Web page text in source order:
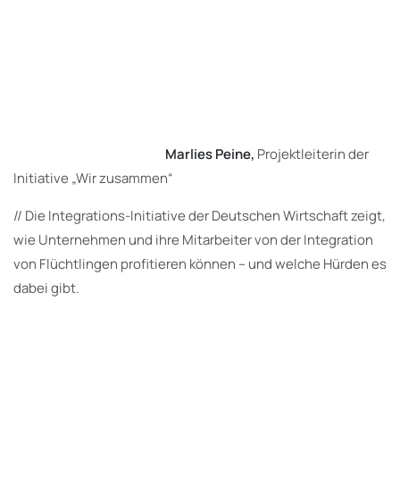
Marlies Peine, Projektleiterin der
Initiative „Wir zusammen“
// Die Integrations-Initiative der Deutschen Wirtschaft zeigt,
wie Unternehmen und ihre Mitarbeiter von der Integration
von Flüchtlingen profitieren können – und welche Hürden es
dabei gibt.